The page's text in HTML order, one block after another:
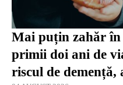
Mai puțin zahăr
primii doi ani de
riscul de